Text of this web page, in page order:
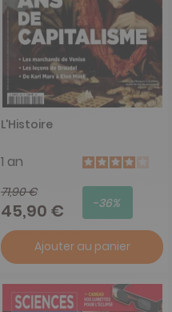
L'Histoire
1 an
71,90 €
45,90 € -36%
Ajouter au panier